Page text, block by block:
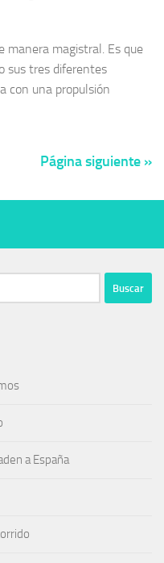
manera magistral. Es que
sus tres diferentes
con una propulsión
Página siguiente »
a España